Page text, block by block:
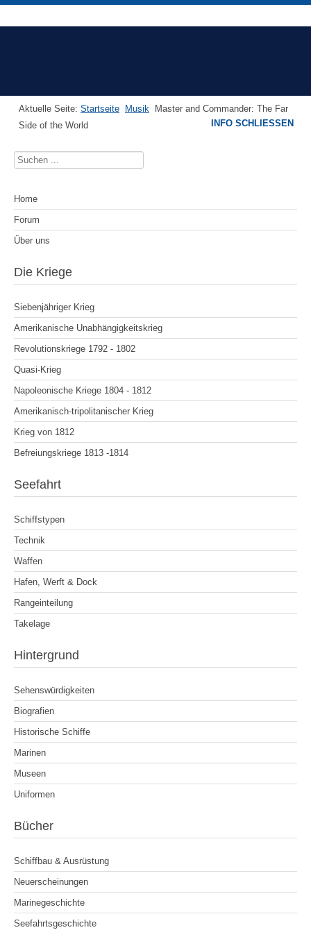
Aktuelle Seite: Startseite Musik
Master and Commander: The Far
Side of the World
Suchen
Home
Forum
Über uns
Die Kriege
Siebenjähriger Krieg
Amerikanische Unabhängigkeitskrieg
Revolutionskriege 1792 - 1802
Quasi-Krieg
Napoleonische Kriege 1804 - 1812
Amerikanisch-tripolitanischer Krieg
Krieg von 1812
Befreiungskriege 1813 -1814
Seefahrt
Schiffstypen
Technik
Waffen
Hafen, Werft & Dock
Rangeinteilung
Takelage
Hintergrund
Sehenswürdigkeiten
Biografien
Historische Schiffe
Marinen
Museen
Uniformen
Bücher
Schiffbau & Ausrüstung
Neuerscheinungen
Marinegeschichte
Seefahrtsgeschichte
INFO SCHLIESSEN